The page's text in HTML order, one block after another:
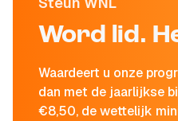
Word lid.
Waardeert u onze
dan met de jaarlijkse
€8,50, de wettelijk